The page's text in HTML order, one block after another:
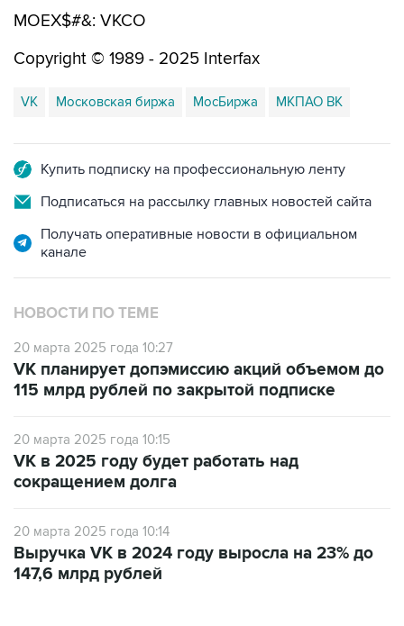
MOEX$#&: VKCO
Copyright © 1989 - 2025 Interfax
VK Московская биржа МосБиржа МКПАО ВК
Купить подписку на профессиональную ленту
Подписаться на рассылку главных новостей сайта
Получать оперативные новости в официальном
канале
НОВОСТИ ПО ТЕМЕ
20 марта 2025 года 10:27
VK планирует допэмиссию акций объемом до
115 млрд рублей по закрытой подписке
20 марта 2025 года 10:15
VK в 2025 году будет работать над
сокращением долга
20 марта 2025 года 10:14
Выручка VK в 2024 году выросла на 23% до
147,6 млрд рублей